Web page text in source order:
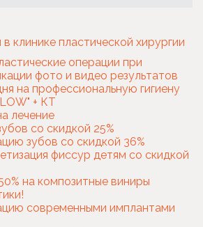
операции при
фото и видео результатов
на профессиональную гигиену
+ КТ
лечение
со скидкой 25%
зубов со скидкой 36%
фиссур детям со скидкой
на композитные виниры
современными имплантами